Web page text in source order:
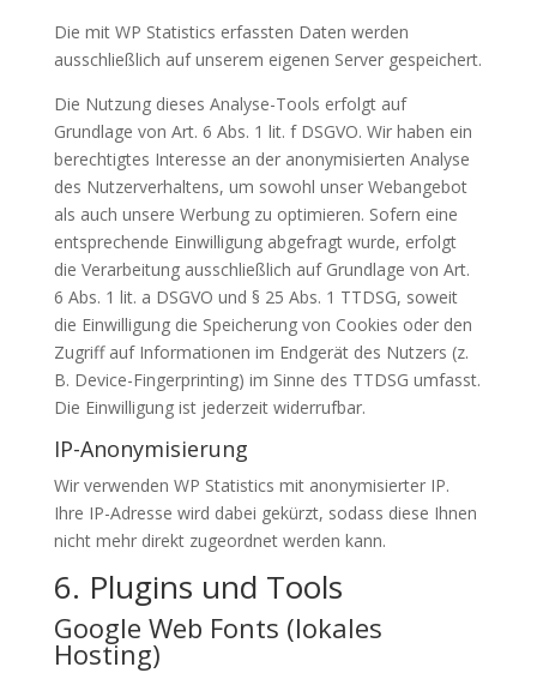
Die mit WP Statistics erfassten Daten werden
ausschließlich auf unserem eigenen Server gespeichert.
Die Nutzung dieses Analyse-Tools erfolgt auf
Grundlage von Art. 6 Abs. 1 lit. f DSGVO. Wir haben ein
berechtigtes Interesse an der anonymisierten Analyse
des Nutzerverhaltens, um sowohl unser Webangebot
als auch unsere Werbung zu optimieren. Sofern eine
entsprechende Einwilligung abgefragt wurde, erfolgt
die Verarbeitung ausschließlich auf Grundlage von Art.
6 Abs. 1 lit. a DSGVO und § 25 Abs. 1 TTDSG, soweit
die Einwilligung die Speicherung von Cookies oder den
Zugriff auf Informationen im Endgerät des Nutzers (z.
B. Device-Fingerprinting) im Sinne des TTDSG umfasst.
Die Einwilligung ist jederzeit widerrufbar.
IP-Anonymisierung
Wir verwenden WP Statistics mit anonymisierter IP.
Ihre IP-Adresse wird dabei gekürzt, sodass diese Ihnen
nicht mehr direkt zugeordnet werden kann.
6. Plugins und Tools
Google Web Fonts (lokales
Hosting)